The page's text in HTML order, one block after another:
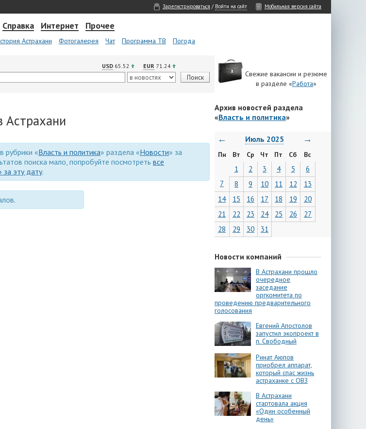
Зарегистрироваться / Войти на сайт Мобильная версия сайта
Справка Интернет Прочее
Астрахани Фотогалерея Чат Программа ТВ Погода
USD 65.52 EUR 71.24
Свежие вакансии и резюме
в разделе «Работа»
Астрахани
рубрики «Власть и политика» раздела «Новости» за
поиска мало, попробуйте посмотреть все
эту дату.
Архив новостей раздела
«Власть и политика»
← Июль 2025 →
Пн Вт Ср Чт Пт Сб Вс
1 2 3 4 5
6
7
8 9 10 11 12
13
14
15 16 17 18 19
20
21
22 23 24 25 26
27
28
29 30 31
Новости компаний
В Астрахани прошло
очередное
заседание
оргкомитета по
проведению предварительного
голосования
Евгений Апостолов
запустил экопроект в
п. Свободный
Ринат Аюпов
приобрел аппарат,
который спас жизнь
астраханке с ОВЗ
В Астрахани
стартовала акция
«Один особенный
день»